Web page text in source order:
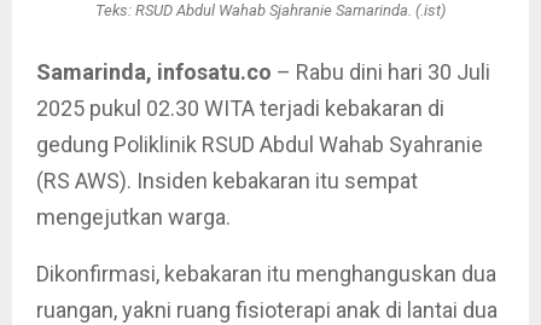
Teks: RSUD Abdul Wahab Sjahranie Samarinda. (.ist)
Samarinda, infosatu.co – Rabu dini hari 30 Juli
2025 pukul 02.30 WITA terjadi kebakaran di
gedung Poliklinik RSUD Abdul Wahab Syahranie
(RS AWS). Insiden kebakaran itu sempat
mengejutkan warga.
Dikonfirmasi, kebakaran itu menghanguskan dua
ruangan, yakni ruang fisioterapi anak di lantai dua